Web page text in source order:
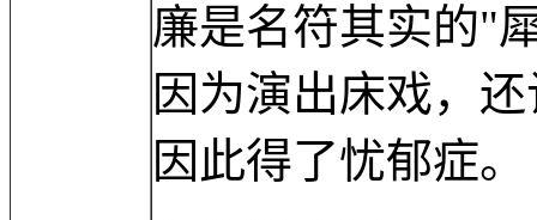
廉是名符其实的"
因为演出床戏，
因此得了忧郁症。